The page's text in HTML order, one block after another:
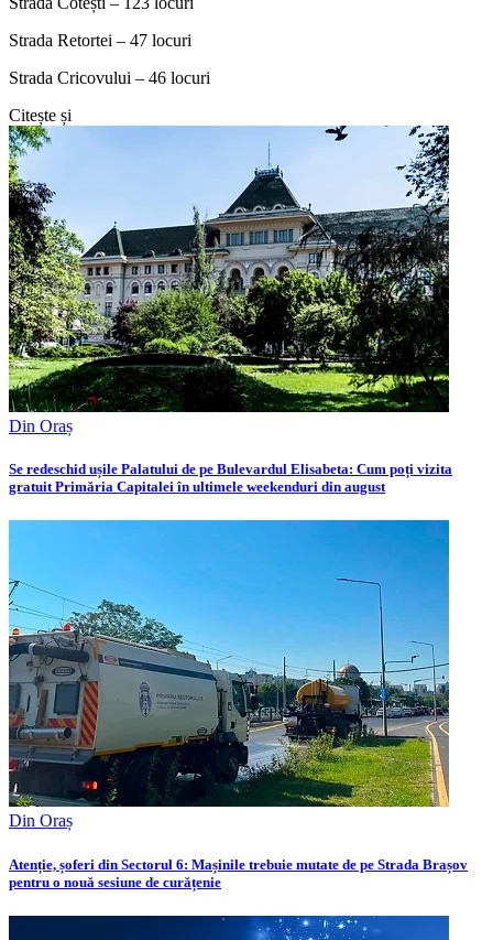
Strada Retortei – 47 locuri
Strada Cricovului – 46 locuri
Citește și
Din Oraș
Se redeschid ușile Palatului de pe Bulevardul Elisabeta: Cum poți vizita
gratuit Primăria Capitalei în ultimele weekenduri din august
Din Oraș
Atenție, șoferi din Sectorul 6: Mașinile trebuie mutate de pe Strada Brașov
pentru o nouă sesiune de curățenie